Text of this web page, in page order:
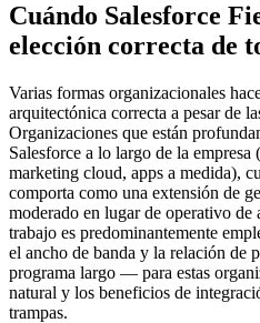
Cuándo Salesforce
elección correcta de
Varias formas organizacionales
arquitectónica correcta a pesar de
Organizaciones que están
Salesforce a lo largo de la
marketing cloud, apps a medida),
comporta como una extensión de
moderado en lugar de operativo
trabajo es predominantemente
el ancho de banda y la relación de
programa largo — para estas
natural y los beneficios de
trampas.